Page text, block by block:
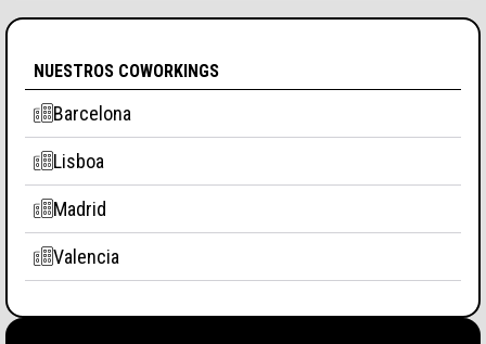
NUESTROS COWORKINGS
Barcelona
Lisboa
Madrid
Valencia